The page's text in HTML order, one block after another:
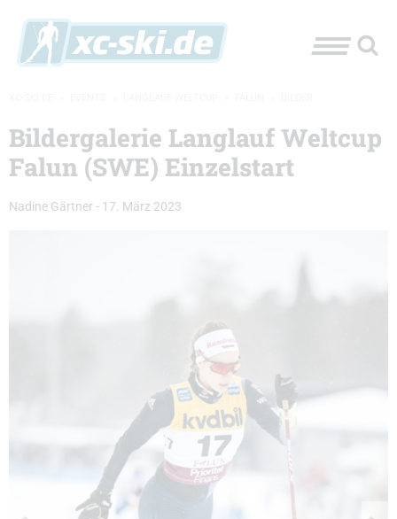
Bildergalerie Langlauf Weltcup
Falun (SWE) Einzelstart
Nadine Gärtner - 17. März 2023